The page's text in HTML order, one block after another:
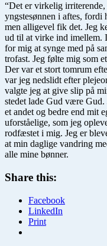
“Det er virkelig
yngstesønnen i aftes, fordi
men alligevel fik det. Jeg
ud til at virke ind imellem.
for mig at synge med på
trofast. Jeg følte mig som
Der var et stort tomrum
var jeg nedslidt efter
valgte jeg at give slip på
stedet lade Gud være Gud.
et andet og bedre end mit
uforståelige, som jeg
rodfæstet i mig. Jeg er
at min daglige vandring
alle mine bønner.
Share this:
Facebook
LinkedIn
Print